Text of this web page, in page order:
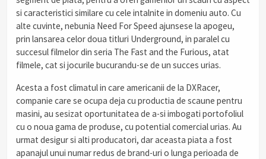
si caracteristici similare cu cele intalnite in domeniu auto. Cu
alte cuvinte, nebunia Need For Speed ajunsese la apogeu,
prin lansarea celor doua titluri Underground, in paralel cu
succesul filmelor din seria The Fast and the Furious, atat
filmele, cat si jocurile bucurandu-se de un succes urias.
Acesta a fost climatul in care americanii de la DXRacer,
companie care se ocupa deja cu productia de scaune pentru
masini, au sesizat oportunitatea de a-si imbogati portofoliul
cu o noua gama de produse, cu potential comercial urias. Au
urmat desigur si alti producatori, dar aceasta piata a fost
apanajul unui numar redus de brand-uri o lunga perioada de